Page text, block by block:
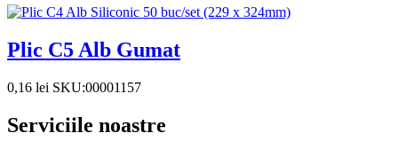
Plic C5 Alb Gumat
0,16 lei SKU:00001157
Serviciile noastre